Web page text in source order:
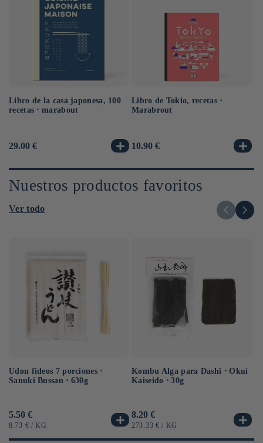
Libro de la casa japonesa, 100
recetas ⋅ marabout
Precio
29.00 €
Libro de Tokio, recetas ⋅
Marabrout
Precio
10.90 €
Nuestros productos favoritos
Ver todo
Udon fideos 7 porciones ⋅
Sanuki Bussan ⋅ 630g
Precio
habitual
5.50 €
PRECIO
8.73 € / POR
KG
Kombu Alga para Dashi ⋅ Okui
Kaiseido ⋅ 30g
Precio
habitual
8.20 €
PRECIO
273.33 € / POR
KG